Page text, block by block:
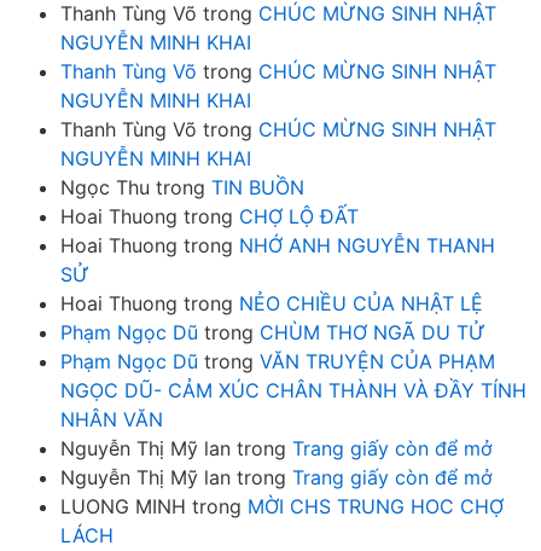
Thanh Tùng Võ trong CHÚC MỪNG SINH NHẬT
NGUYỄN MINH KHAI
Thanh Tùng Võ trong CHÚC MỪNG SINH NHẬT
NGUYỄN MINH KHAI
Thanh Tùng Võ trong CHÚC MỪNG SINH NHẬT
NGUYỄN MINH KHAI
Ngọc Thu trong TIN BUỒN
Hoai Thuong trong CHỢ LỘ ĐẤT
Hoai Thuong trong NHỚ ANH NGUYỄN THANH
SỬ
Hoai Thuong trong NẺO CHIỀU CỦA NHẬT LỆ
Phạm Ngọc Dũ trong CHÙM THƠ NGÃ DU TỬ
Phạm Ngọc Dũ trong VĂN TRUYỆN CỦA PHẠM
NGỌC DŨ- CẢM XÚC CHÂN THÀNH VÀ ĐẦY TÍNH
NHÂN VĂN
Nguyễn Thị Mỹ lan trong Trang giấy còn để mở
Nguyễn Thị Mỹ lan trong Trang giấy còn để mở
LUONG MINH trong MỜI CHS TRUNG HOC CHỢ
LÁCH